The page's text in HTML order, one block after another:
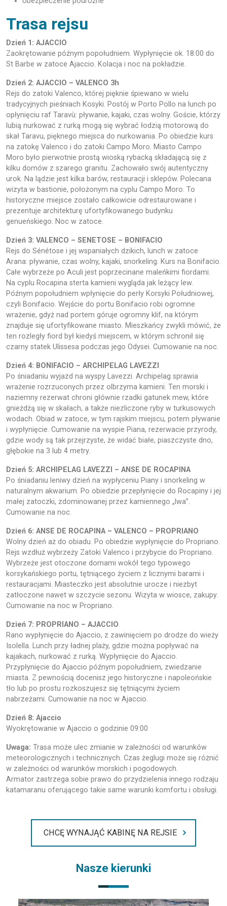
Trasa rejsu
Dzień 1: AJACCIO
Zaokrętowanie późnym popołudniem. Wypłynięcie ok. 18:00 do
St Barbe w zatoce Ajaccio. Kolacja i noc na pokładzie.
Dzień 2: AJACCIO – VALENCO 3h
Rejs do zatoki Valenco, której pięknie śpiewano w wielu
tradycyjnych pieśniach Kosyki. Postój w Porto Pollo na lunch po
opłynięciu raf Taravù: pływanie, kajaki, czas wolny. Goście, którzy
lubią nurkować z rurką mogą się wybrać łodzią motorową do
skał Taravu, pięknego miejsca do nurkowania. Po obiedzie kurs
na zatokę Valenco i do zatoki Campo Moro. Miasto Campo
Moro było pierwotnie prostą wioską rybacką składającą się z
kilku domów z szarego granitu. Zachowało swój autentyczny
urok. Na lądzie jest kilka barów, restauracji i sklepów. Polecana
wizyta w bastionie, położonym na cyplu Campo Moro. To
historyczne miejsce zostało całkowicie odrestaurowane i
prezentuje architekturę ufortyfikowanego budynku
genueńskiego. Noc w zatoce.
Dzień 3: VALENCO – SENETOSE – BONIFACIO
Rejs do Sénétose i jej wspaniałych dzikich, lunch w zatoce
Arana: pływanie, czas wolny, kajaki, snorkeling. Kurs na Bonifacio.
Całe wybrzeże po Aculi jest poprzecinane maleńkimi fiordami.
Na cyplu Rocapina sterta kamieni wygląda jak leżący lew.
Późnym popołudniem wpłynięcie do perły Korsyki Południowej,
czyli Bonifacio. Wejście do portu Bonifacio robi ogromne
wrażenie, gdyż nad portem góruje ogromny klif, na którym
znajduje się ufortyfikowane miasto. Mieszkańcy zwykli mówić, że
ten rozległy fiord był kiedyś miejscem, w którym schronił się
czarny statek Ulissesa podczas jego Odysei. Cumowanie na noc.
Dzień 4: BONIFACIO – ARCHIPELAG LAVEZZI
Po śniadaniu wyjazd na wyspy Lavezzi. Archipelag sprawia
wrażenie rozrzuconych przez olbrzyma kamieni. Ten morski i
naziemny rezerwat chroni głównie rzadki gatunek mew, które
gnieżdżą się w skałach, a także niezliczone ryby w turkusowych
wodach. Obiad w zatoce, w tym rajskim miejscu, potem pływanie
i wypłynięcie. Cumowanie na wyspie Piana, rezerwacie przyrody,
gdzie wody są tak przejrzyste, że widać białe, piaszczyste dno,
głębokie na 3 lub 4 metry.
Dzień 5: ARCHIPELAG LAVEZZI – ANSE DE ROCAPINA
Po śniadaniu leniwy dzień na wypłyceniu Piany i snorkeling w
naturalnym akwarium. Po obiedzie przepłynięcie do Rocapiny i jej
małej zatoczki, zdominowanej przez kamiennego „lwa”.
Cumowanie na noc.
Dzień 6: ANSE DE ROCAPINA – VALENCO – PROPRIANO
Wolny dzień aż do obiadu. Po obiedzie wypłynięcie do Propriano.
Rejs wzdłuż wybrzeży Zatoki Valenco i przybycie do Propriano.
Wybrzeże jest otoczone domami wokół tego typowego
korsykańskiego portu, tętniącego życiem z licznymi barami i
restauracjami. Miasteczko jest absolutnie urocze i niezbyt
zatłoczone nawet w szczycie sezonu. Wizyta w wiosce, zakupy.
Cumowanie na noc w Propriano.
Dzień 7: PROPRIANO – AJACCIO
Rano wypłynięcie do Ajaccio, z zawinięciem po drodze do wieży
Isolella. Lunch przy ładnej plaży, gdzie można popływać na
kajakach, nurkować z rurką. Wypłynięcie do Ajaccio.
Przypłynięcie do Ajaccio późnym popołudniem, zwiedzanie
miasta. Z pewnością docenisz jego historyczne i napoleońskie
tło lub po prostu rozkoszujesz się tętniącymi życiem
nabrzeżami. Cumowanie na noc w Ajaccio.
Dzień 8: Ajaccio
Wyokrętowanie w Ajaccio o godzinie 09:00
Uwaga: Trasa może ulec zmianie w zależności od warunków
meteorologicznych i technicznych. Czas żeglugi może się różnić
w zależności od warunków morskich i pogodowych.
Armator zastrzega sobie prawo do przydzielenia innego rodzaju
katamaranu oferującego takie same warunki komfortu i obsługi.
CHCĘ WYNAJĄĆ KABINĘ NA REJSIE
Nasze kierunki